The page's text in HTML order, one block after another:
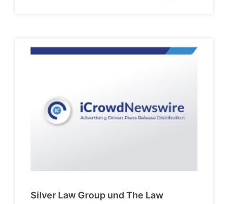
Silver Law Group und The Law